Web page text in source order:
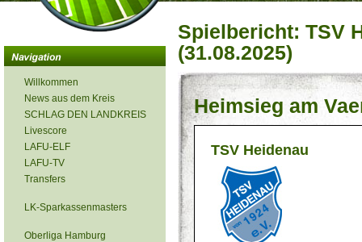
Willkommen
News aus dem Kreis
SCHLAG DEN LANDKREIS
Livescore
LAFU-ELF
LAFU-TV
Transfers
LK-Sparkassenmasters
Oberliga Hamburg
Spielbericht: TSV
(31.08.2025)
Heimsieg am
TSV Heidenau